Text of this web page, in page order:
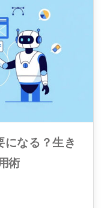
なる？生き
術